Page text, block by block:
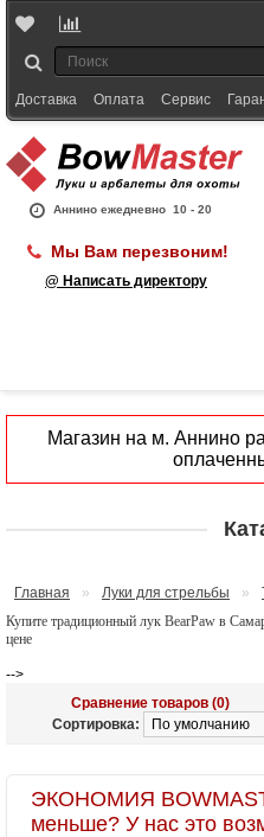
Доставка Оплата Сервис
Аннино ежедневно 10 - 20
Мы Вам перезвоним!
@ Написать директору
Магазин на м. Аннино
Главная » Луки для стрельбы »
Купите традиционный лук BearPaw в
цене
-->
Сравнение товаров (0)
Сортировка:
ЭКОНОМИЯ
меньше? У нас это